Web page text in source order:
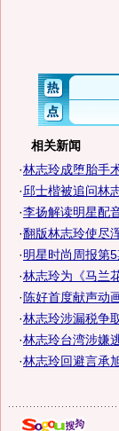
相关新闻
·林志玲成堕胎手
·邱士楷被追问林
·李扬解读明星配
·翻版林志玲使尽
·明星时尚周报第
·林志玲为《马兰
· 陈好首度献声动
·林志玲涉漏税争
·林志玲台湾涉嫌
·林志玲回避言承